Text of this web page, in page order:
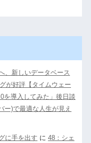
、新しいデータベース
が好評【タイムウェー
を導入してみた」後日談
ー)で最適な人生が見え
に手を出す に 48：シェ